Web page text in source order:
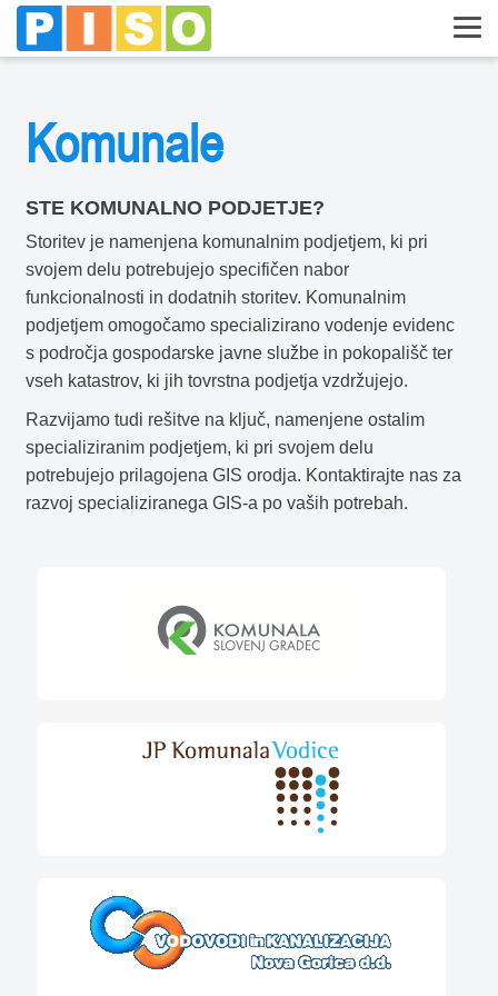
Komunale
STE KOMUNALNO PODJETJE?
Storitev je namenjena komunalnim podjetjem, ki pri
svojem delu potrebujejo specifičen nabor
funkcionalnosti in dodatnih storitev. Komunalnim
podjetjem omogočamo specializirano vodenje evidenc
s področja gospodarske javne službe in pokopališč ter
vseh katastrov, ki jih tovrstna podjetja vzdržujejo.
Razvijamo tudi rešitve na ključ, namenjene ostalim
specializiranim podjetjem, ki pri svojem delu
potrebujejo prilagojena GIS orodja. Kontaktirajte nas za
razvoj specializiranega GIS-a po vaših potrebah.